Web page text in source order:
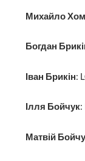
Михайло
Богдан
Іван Брикін:
Ілля Бойчук:
Матвій